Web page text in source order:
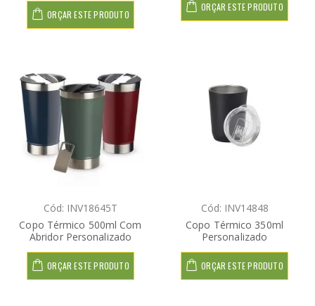
ORÇAR ESTE PRODUTO
ORÇAR ESTE PRODUTO
Cód: INV18645T
Copo Térmico 500ml Com
Abridor Personalizado
ORÇAR ESTE PRODUTO
Cód: INV14848
Copo Térmico 350ml
Personalizado
ORÇAR ESTE PRODUTO